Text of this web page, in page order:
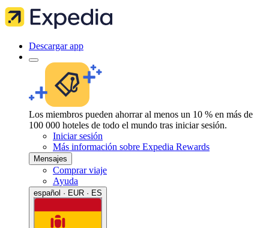
Descargar app
Los miembros pueden ahorrar al menos un 10 % en más de
100 000 hoteles de todo el mundo tras iniciar sesión.
Iniciar sesión
Más información sobre Expedia Rewards
Mensajes
Comprar viaje
Ayuda
español · EUR · ES